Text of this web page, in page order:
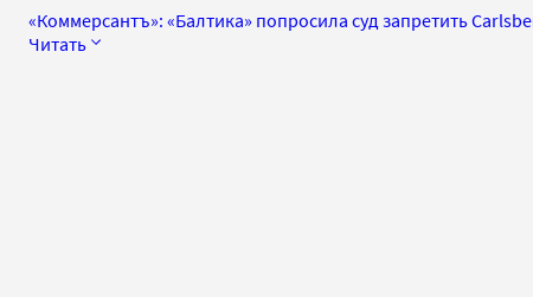
«Коммерсантъ»: «Балтика» попросила суд запретить
Читать